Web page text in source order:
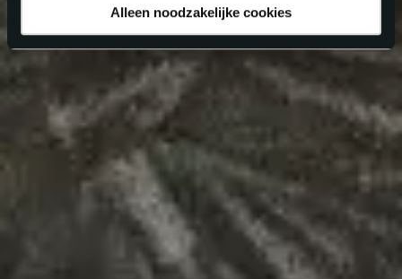
Alleen noodzakelijke cookies